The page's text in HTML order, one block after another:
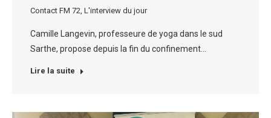
Contact FM 72 L'interview du jour
Camille Langevin, professeure de yoga dans le sud
Sarthe, propose depuis la fin du confinement…
Lire la suite